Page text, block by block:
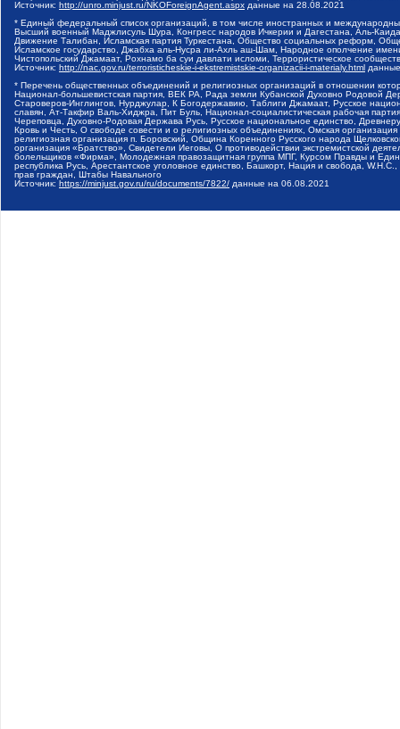
Источник: http://unro.minjust.ru/NKOForeignAgent.aspx данные на 28.08.2021
* Единый федеральный список организаций, в том числе иностранных и
Высший военный Маджлисуль Шура, Конгресс народов Ичкерии и Дагестана, Аль-
Движение Талибан, Исламская партия Туркестана, Общество социальных реформ,
Исламское государство, Джабха аль-Нусра ли-Ахль аш-Шам, Народное ополчение
Чистопольский Джамаат, Рохнамо ба суи давлати исломи, Террористическое
Источник: http://nac.gov.ru/terroristicheskie-i-ekstremistskie-organizacii-i-materialy.html
* Перечень общественных объединений и религиозных организаций в отношении
Национал-большевистская партия, ВЕК РА, Рада земли Кубанской Духовно Родовой
Староверов-Инглингов, Нурджулар, К Богодержавию, Таблиги Джамаат, Русское
славян, Ат-Такфир Валь-Хиджра, Пит Буль, Национал-социалистическая рабочая
Череповца, Духовно-Родовая Держава Русь, Русское национальное единство,
Кровь и Честь, О свободе совести и о религиозных объединениях, Омская
религиозная организация п. Боровский, Община Коренного Русского народа
организация «Братство», Свидетели Иеговы, О противодействии экстремистской
болельщиков «Фирма», Молодежная правозащитная группа МПГ, Курсом Правды и
республика Русь, Арестантское уголовное единство, Башкорт, Нация и свобода,
прав граждан, Штабы Навального
Источник: https://minjust.gov.ru/ru/documents/7822/ данные на 06.08.2021